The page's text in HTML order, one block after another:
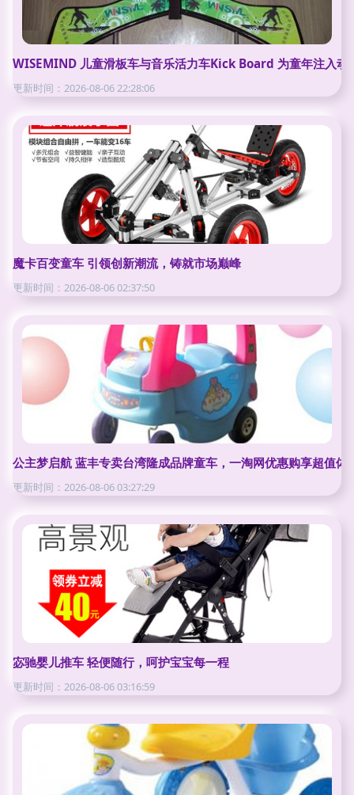
WISEMIND 儿童滑板车与音乐活力车Kick Board 为童年注入动
更新时间：2026-08-06 22:28:06
魔卡百变童车 引领创新潮流，铸就市场巅峰
更新时间：2026-08-06 02:37:50
公主梦启航 蓝丰专卖台湾隆成品牌童车，一淘网优惠购享超值体
更新时间：2026-08-06 03:27:29
宓驰婴儿推车 轻便随行，呵护宝宝每一程
更新时间：2026-08-06 03:16:59